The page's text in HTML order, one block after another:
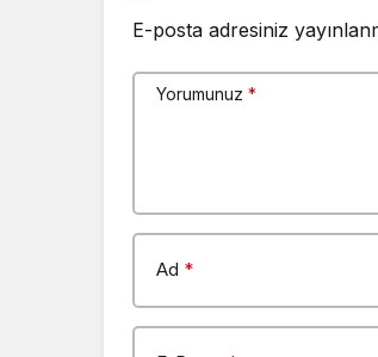
E-posta adresiniz
Yorumunuz *
Ad *